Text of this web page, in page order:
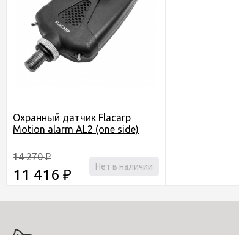
Охранный датчик Flacarp
Motion alarm AL2 (one side)
14 270₽
11 416 ₽
Нет в наличии